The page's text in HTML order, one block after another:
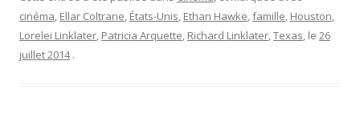
cinéma, Ellar Coltrane, États-Unis, Ethan Hawke,famille, Houston,
Lorelei Linklater, Patricia Arquette, Richard Linklater,Texas, le 26
juillet 2014 .